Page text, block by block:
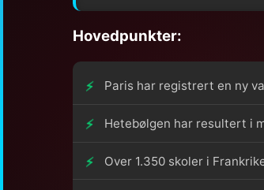
Hovedpunkter:
Paris har registrert en ny
Hetebølgen har resultert i
Over 1.350 skoler i